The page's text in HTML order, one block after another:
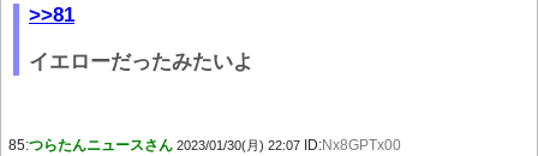
>>81
イエローだったみたいよ
85:つらたんニュースさん 2023/01/30(月) 22:07 ID:Nx8GPTx00